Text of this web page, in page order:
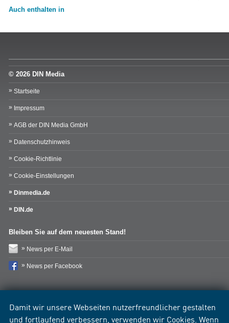
Damit wir unsere Webseiten nutzerfreundlicher gestalten
und fortlaufend verbessern, verwenden wir Cookies. Wenn
Auch enthalten in
© 2026 DIN Media
Startseite
Impressum
AGB der DIN Media GmbH
Datenschutzhinweis
Cookie-Richtlinie
Cookie-Einstellungen
Dinmedia.de
DIN.de
Bleiben Sie auf dem neuesten Stand!
News per E-Mail
News per Facebook